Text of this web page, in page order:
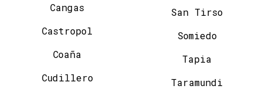
Cangas
Castropol
Coaña
Cudillero
San Tirso
Somiedo
Tapia
Taramundi